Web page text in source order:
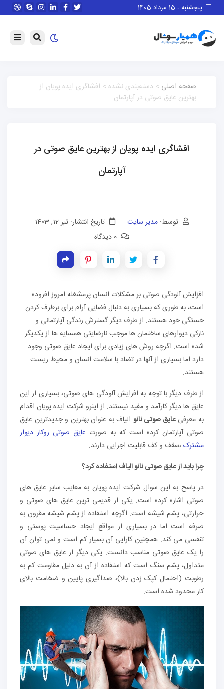
پنجشنبه ، 15 مرداد 1405
صفحه اصلی > دسته‌بندی نشده > افشاگری ایده پویان از
بهترین عایق صوتی در آپارتمان
افشاگری ایده پویان از بهترین عایق صوتی در
آپارتمان
توسط: مدیر سایت
تاریخ انتشار: تیر 12, 1403
افزایش آلودگی صوتی بر مشکلات انسان پرمشغله امروز افزوده
است، به طوری که بسیاری به دنبال فضایی آرام برای برطرف کردن
خستگی خود هستند. از طرف دیگر گسترش زندگی آپارتمانی و
نازکی دیوارهای ساختمان ها موجب نارضایتی همسایه ها از یکدیگر
شده است. اگرچه روش های زیادی برای ایجاد عایق صوتی وجود
دارد اما بسیاری از آنها در تضاد با سلامت انسان و محیط زیست
هستند.
از طرف دیگر با توجه به افزایش آلودگی های صوتی، بسیاری از این
عایق ها دیگر کارآمد و مفید نیستند. از اینرو شرکت ایده پویان اقدام
به معرفیعایق صوتی نانو الیاف به عنوان بهترین و جدیدترین عایق
صوتی آپارتمان کرده است که به صورت عایق صوتی روکار دیوار
مشترک،سقف و کف قابلیت اجرایی دارند.
چرا باید از عایق صوتی نانو الیاف استفاده کرد؟
در پاسخ به این سوال شرکت ایده پویان به معایب سایر عایق های
صوتی اشاره کرده است. یکی از قدیمی ترین عایق های صوتی و
حرارتی، پشم شیشه است. اگرچه استفاده از پشم شیشه مقرون به
صرفه است اما در بسیاری از مواقع ایجاد حساسیت پوستی و
تنفسی می کند. همچنین کارایی آن بسیار کم است و نمی توان آن
را یک عایق صوتی مناسب دانست. یکی دیگر از عایق های صوتی
متداول، پشم سنگ است که استفاده از آن به دلیل مقاومت کم به
رطوبت (احتمال کپک زدن بالا)، صداگیری پایین و ضخامت بالای
کار محدود شده است.